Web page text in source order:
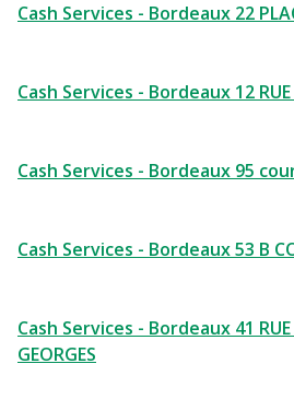
Cash Services - Bordeaux 22
Cash Services - Bordeaux 12 RUE
Cash Services - Bordeaux 95
Cash Services - Bordeaux 53 B
Cash Services - Bordeaux 41 RUE
GEORGES